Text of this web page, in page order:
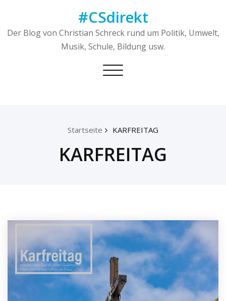
content
#CSdirekt
Der Blog von Christian Schreck rund um Politik, Umwelt,
Musik, Schule, Bildung usw.
Toggle
Startseite KARFREITAG
KARFREITAG